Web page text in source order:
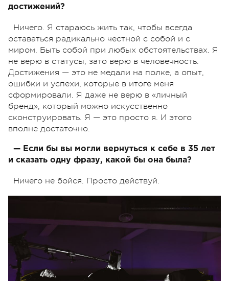
достижений?
Ничего. Я стараюсь жить так, чтобы всегда
оставаться радикально честной с собой и с
миром. Быть собой при любых обстоятельствах. Я
не верю в статусы, зато верю в человечность.
Достижения — это не медали на полке, а опыт,
ошибки и успехи, которые в итоге меня
сформировали. Я даже не верю в «личный
бренд», который можно искусственно
сконструировать. Я — это просто я. И этого
вполне достаточно.
— Если бы вы могли вернуться к себе в 35 лет
и сказать одну фразу, какой бы она была?
Ничего не бойся. Просто действуй.